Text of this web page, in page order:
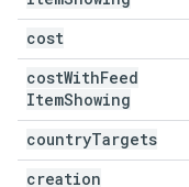
cost
costWithFeed
ItemShowing
countryTargets
creation